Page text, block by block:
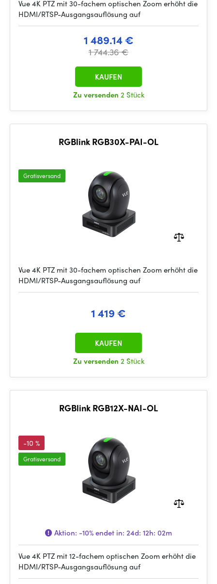
Vue 4K PTZ mit 30-fachem optischen Zoom erhöht die
HDMI/RTSP-Ausgangsauflösung auf
1 489.14 €
1 744.36 €
Zu versenden 2 Stück
KAUFEN
RGBlink RGB30X-PAI-OL
Gratisversand
Vue 4K PTZ mit 30-fachem optischen Zoom erhöht die
HDMI/RTSP-Ausgangsauflösung auf
1 419 €
Zu versenden 2 Stück
KAUFEN
RGBlink RGB12X-NAI-OL
-10 %
Gratisversand
Aktion: -10%endet in: 24d: 12h: 02m
Vue 4K PTZ mit 12-fachem optischen Zoom erhöht die
HDMI/RTSP-Ausgangsauflösung auf